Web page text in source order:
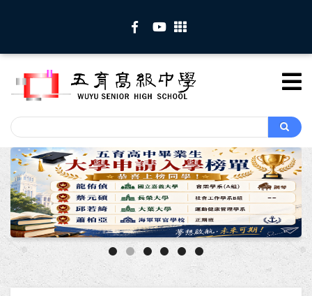
內
Search
Search